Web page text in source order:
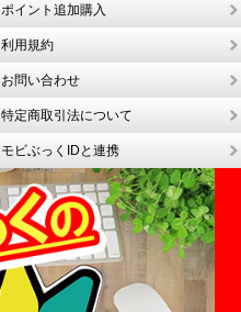
ポイント追加購入
利用規約
お問い合わせ
特定商取引法について
モビぶっくIDと連携